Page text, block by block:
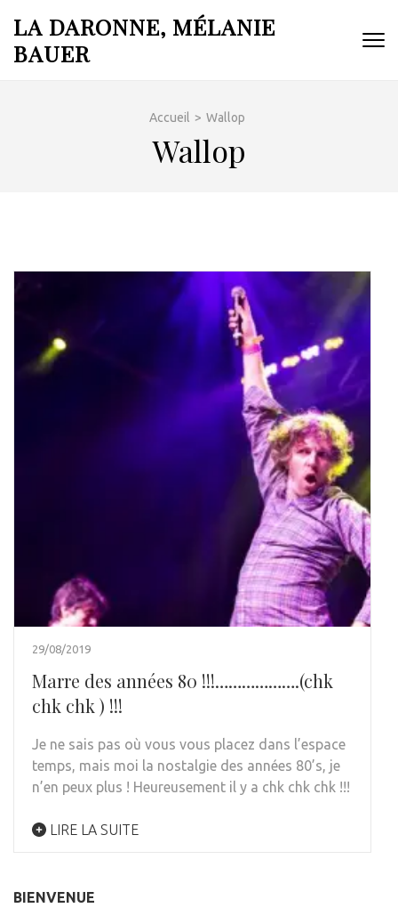
au
contenu
LA DARONNE, MÉLANIE
BAUER
Accueil > Wallop
Wallop
29/08/2019
Marre des années 80 !!!……………….(chk
chk chk ) !!!
Je ne sais pas où vous vous placez dans l’espace
temps, mais moi la nostalgie des années 80’s, je
n’en peux plus ! Heureusement il y a chk chk chk !!!
LIRE LA SUITE
BIENVENUE